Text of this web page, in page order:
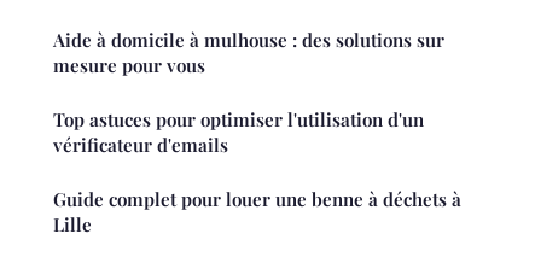
Aide à domicile à mulhouse : des solutions sur
mesure pour vous
Top astuces pour optimiser l'utilisation d'un
vérificateur d'emails
Guide complet pour louer une benne à déchets à
Lille